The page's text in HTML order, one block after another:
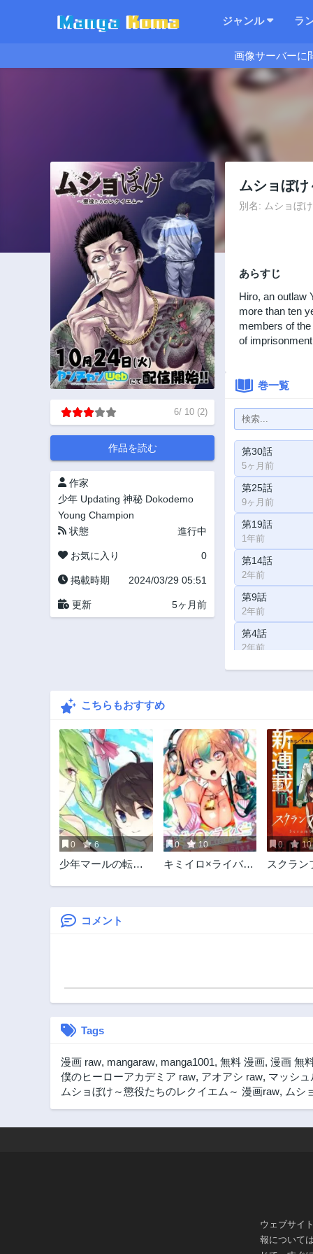
ジャンル ラ
画像サーバーに
6/ 10 (2)
作品を読む
作家
少年 Updating 神秘 Dokodemo
Young Champion
状態
進行中
お気に入り 0
掲載時期 2024/03/29 05:51
更新 5ヶ月前
ムショぼけ
別名: ムショぼ
あらすじ
Hiro, an outlaw
more than ten
members of
of
巻一覧
第30話
5ヶ月前
第25話
9ヶ月前
第19話
1年前
第14話
2年前
第9話
2年前
第4話
2年前
こちらもおすすめ
0 6
少年マールの転生
0 10
キミイロ×ライバー
0 10
スクラン
コメント
Tags
漫画 raw, mangaraw, manga1001, 無料 漫画, 漫画 無
僕のヒーローアカデミア raw, アオアシ raw, マッシュ
ムショぼけ～懲役たちのレクイエム～ 漫画raw, ムシ
ウェブサイ
報について